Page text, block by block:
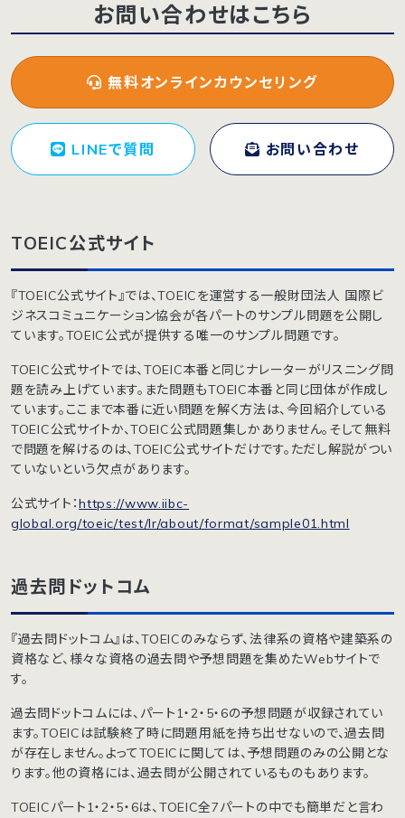
お問い合わせはこちら
無料オンラインカウンセリング
LINEで質問 お問い合わせ
TOEIC公式サイト
『TOEIC公式サイト』では、TOEICを運営する一般財団法人 国際ビ
ジネスコミュニケーション協会が各パートのサンプル問題を公開し
ています。TOEIC公式が提供する唯一のサンプル問題です。
TOEIC公式サイトでは、TOEIC本番と同じナレーターがリスニング問
題を読み上げています。また問題もTOEIC本番と同じ団体が作成し
ています。ここまで本番に近い問題を解く方法は、今回紹介している
TOEIC公式サイトか、TOEIC公式問題集しかありません。そして無料
で問題を解けるのは、TOEIC公式サイトだけです。ただし解説がつい
ていないという欠点があります。
公式サイト：https://www.iibc-
global.org/toeic/test/lr/about/format/sample01.html
過去問ドットコム
『過去問ドットコム』は、TOEICのみならず、法律系の資格や建築系の
資格など、様々な資格の過去問や予想問題を集めたWebサイトで
す。
過去問ドットコムには、パート1・2・5・6の予想問題が収録されてい
ます。TOEICは試験終了時に問題用紙を持ち出せないので、過去問
が存在しません。よってTOEICに関しては、予想問題のみの公開とな
ります。他の資格には、過去問が公開されているものもあります。
TOEICパート1・2・5・6は、TOEIC全7パートの中でも簡単だと言わ